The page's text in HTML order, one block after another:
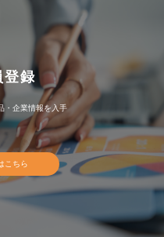
登録
・企業情報を入手
こちら